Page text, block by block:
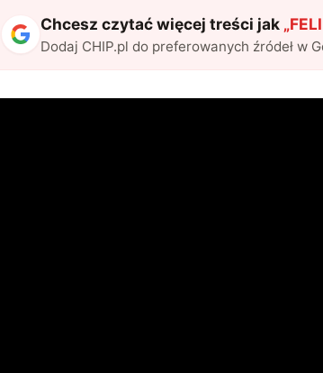
Chcesz czytać więcej treści jak „
Dodaj CHIP.pl do preferowanych źródeł w